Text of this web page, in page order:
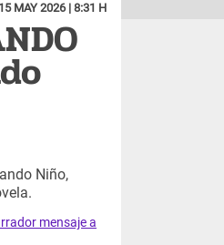
15 MAY 2026 | 8:31 H
Niño,
mensaje a